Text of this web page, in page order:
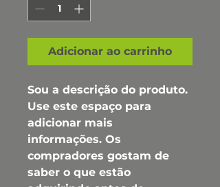
Adicionar ao carrinho
Sou a descrição do produto.
Use este espaço para
adicionar mais
informações. Os
compradores gostam de
saber o que estão